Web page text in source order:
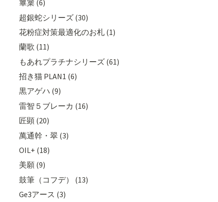
篳篥 (6)
超銀蛇シリーズ (30)
花粉症対策最適化のお札 (1)
蘭歌 (11)
もあれプラチナシリーズ (61)
招き猫 PLAN1 (6)
黒アゲハ (9)
雷智５ブレーカ (16)
匠顕 (20)
萬通幹・翠 (3)
OIL+ (18)
美願 (9)
鼓筆（コフデ） (13)
Ge3アース (3)